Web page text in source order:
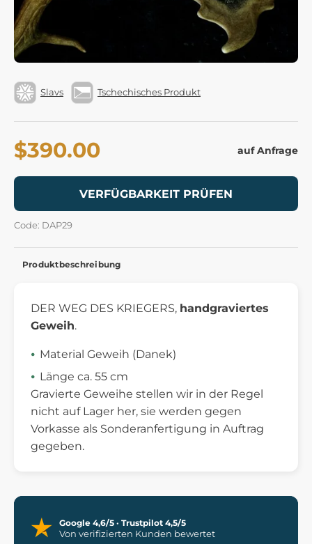
Slavs Tschechisches Produkt
$390.00 auf Anfrage
VERFÜGBARKEIT PRÜFEN
Code: DAP29
Produktbeschreibung
DER WEG DES KRIEGERS, handgraviertes
Geweih.
Material Geweih (Danek)
Länge ca. 55 cm
Gravierte Geweihe stellen wir in der Regel
nicht auf Lager her, sie werden gegen
Vorkasse als Sonderanfertigung in Auftrag
gegeben.
Google 4,6/5 · Trustpilot 4,5/5
Von verifizierten Kunden bewertet